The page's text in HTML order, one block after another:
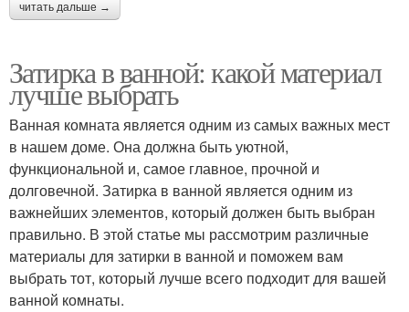
читать дальше →
Затирка в ванной: какой материал
лучше выбрать
Ванная комната является одним из самых важных мест
в нашем доме. Она должна быть уютной,
функциональной и, самое главное, прочной и
долговечной. Затирка в ванной является одним из
важнейших элементов, который должен быть выбран
правильно. В этой статье мы рассмотрим различные
материалы для затирки в ванной и поможем вам
выбрать тот, который лучше всего подходит для вашей
ванной комнаты.